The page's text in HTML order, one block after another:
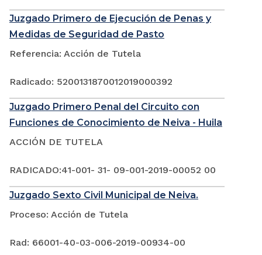
Juzgado Primero de Ejecución de Penas y
Medidas de Seguridad de Pasto
Referencia: Acción de Tutela
Radicado: 5200131870012019000392
Juzgado Primero Penal del Circuito con
Funciones de Conocimiento de Neiva - Huila
ACCIÓN DE TUTELA
RADICADO:41-001- 31- 09-001-2019-00052 00
Juzgado Sexto Civil Municipal de Neiva.
Proceso: Acción de Tutela
Rad: 66001-40-03-006-2019-00934-00